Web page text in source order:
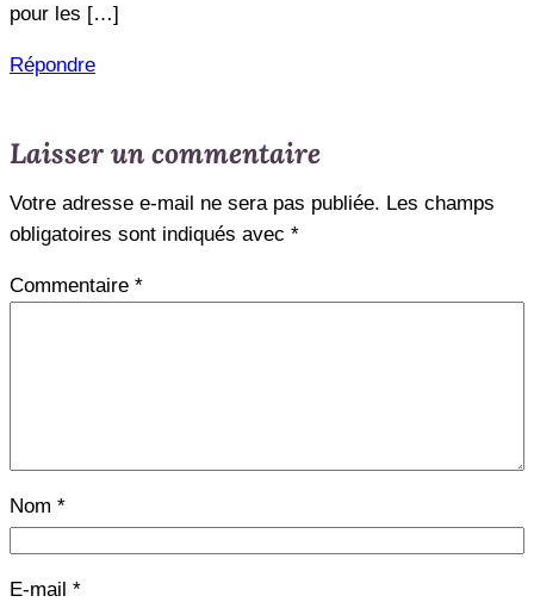
pour les […]
Répondre
Laisser un commentaire
Votre adresse e-mail ne sera pas publiée. Les champs
obligatoires sont indiqués avec *
Commentaire *
Nom *
E-mail *